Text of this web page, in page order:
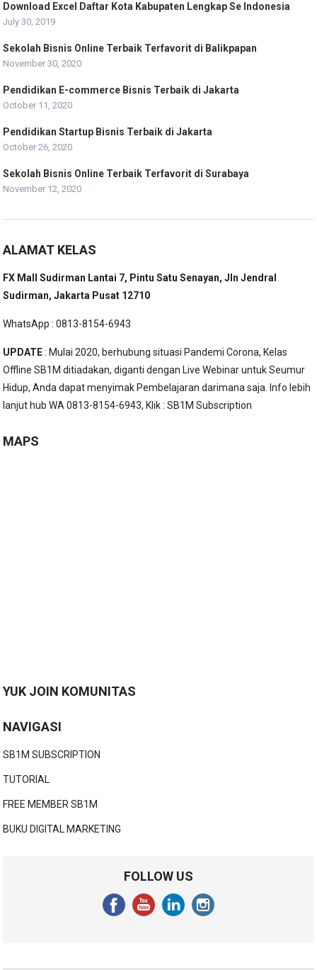
Download Excel Daftar Kota Kabupaten Lengkap Se Indonesia
July 30, 2019
Sekolah Bisnis Online Terbaik Terfavorit di Balikpapan
November 30, 2020
Pendidikan E-commerce Bisnis Terbaik di Jakarta
October 11, 2020
Pendidikan Startup Bisnis Terbaik di Jakarta
October 26, 2020
Sekolah Bisnis Online Terbaik Terfavorit di Surabaya
November 12, 2020
ALAMAT KELAS
FX Mall Sudirman Lantai 7, Pintu Satu Senayan, Jln Jendral
Sudirman, Jakarta Pusat 12710
WhatsApp : 0813-8154-6943
UPDATE: Mulai 2020, berhubung situasi Pandemi Corona, Kelas
Offline SB1M ditiadakan, diganti dengan Live Webinar untuk Seumur
Hidup, Anda dapat menyimak Pembelajaran darimana saja. Info lebih
lanjut hub WA 0813-8154-6943, Klik :SB1M Subscription
MAPS
YUK JOIN KOMUNITAS
NAVIGASI
SB1M SUBSCRIPTION
TUTORIAL
FREE MEMBER SB1M
BUKU DIGITAL MARKETING
FOLLOW US